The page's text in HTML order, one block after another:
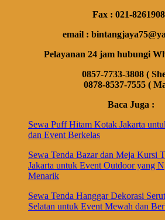
Fax : 021-
email :
Pelayanan 24 jam hubungi
0857-7733-3808 (
0878-8537-7555 (
Baca Juga :
Sewa Puff Hitam Kotak Jakarta
dan Event Berkelas
Sewa Tenda Bazar dan Meja Kursi
Jakarta untuk Event Outdoor yang
Menarik
Sewa Tenda Hanggar Dekorasi
Selatan untuk Event Mewah dan